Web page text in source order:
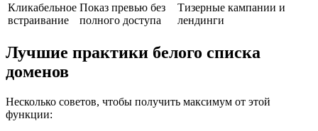
Кликабельное
встраивание
Показ превью без
полного доступа
Тизерные кампании и
лендинги
Лучшие практики белого списка
доменов
Несколько советов, чтобы получить максимум от этой
функции: